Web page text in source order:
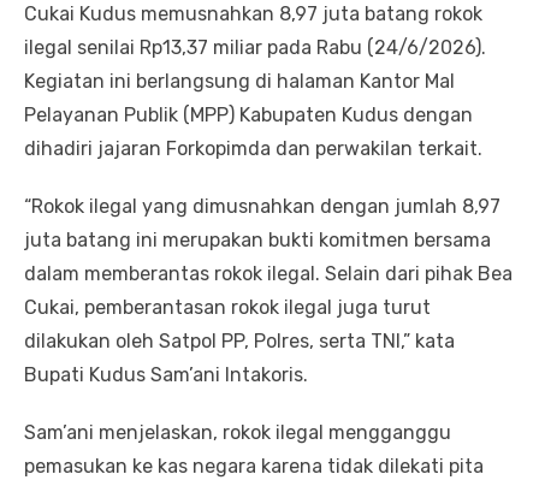
Cukai Kudus memusnahkan 8,97 juta batang rokok
ilegal senilai Rp13,37 miliar pada Rabu (24/6/2026).
Kegiatan ini berlangsung di halaman Kantor Mal
Pelayanan Publik (MPP) Kabupaten Kudus dengan
dihadiri jajaran Forkopimda dan perwakilan terkait.
“Rokok ilegal yang dimusnahkan dengan jumlah 8,97
juta batang ini merupakan bukti komitmen bersama
dalam memberantas rokok ilegal. Selain dari pihak Bea
Cukai, pemberantasan rokok ilegal juga turut
dilakukan oleh Satpol PP, Polres, serta TNI,” kata
Bupati Kudus Sam’ani Intakoris.
Sam’ani menjelaskan, rokok ilegal mengganggu
pemasukan ke kas negara karena tidak dilekati pita